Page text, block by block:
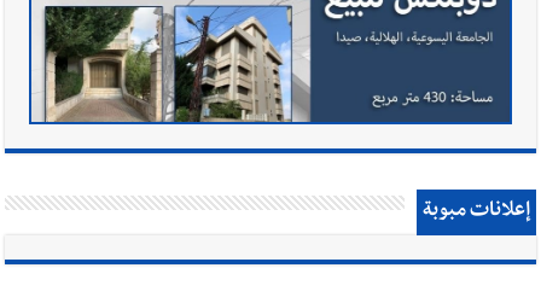
إعلانات مبوبة